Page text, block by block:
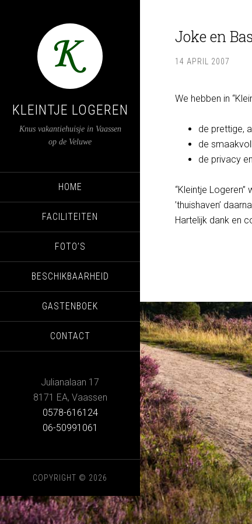
KLEINTJE LOGEREN
Knus vakantiehuisje in Vaassen
op de Veluwe
HOME
FACILITEITEN
FOTO’S
BESCHIKBAARHEID
GASTENBOEK
CONTACT
Julianalaan 17
8171 EA, Vaassen
0578-616124
06-50991061
COPYRIGHT © 2026
Joke en
14 APRIL 2007
We hebben in
de prettige,
de
de privacy
“Kleintje
’thuishaven’
Hartelijk dank en